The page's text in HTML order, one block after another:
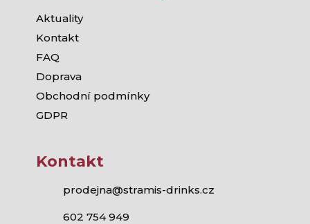
Aktuality
Kontakt
FAQ
Doprava
Obchodní podmínky
GDPR
Kontakt
prodejna@stramis-drinks.cz
602 754 949